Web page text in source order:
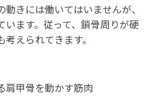
きには働いてはいませんが、
ます。従って、鎖骨周りが硬
えられてきます。
肩甲骨を動かす筋肉